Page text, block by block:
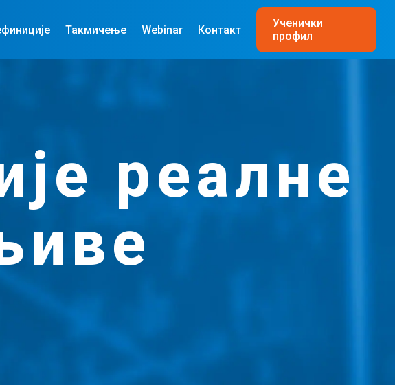
Такмичење Webinar Контакт
Ученички
профил
реалне